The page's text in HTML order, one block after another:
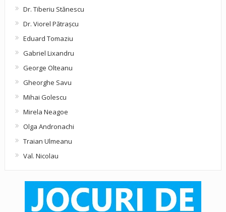
Dr. Tiberiu Stănescu
Dr. Viorel Pătraşcu
Eduard Tomaziu
Gabriel Lixandru
George Olteanu
Gheorghe Savu
Mihai Golescu
Mirela Neagoe
Olga Andronachi
Traian Ulmeanu
Val. Nicolau